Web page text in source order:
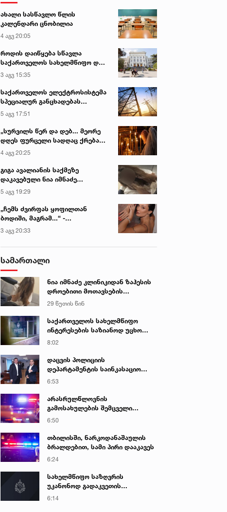
ახალი სასწავლო წლის
კალენდარი ცნობილია
4 აგვ 20:05
როდის დაიწყება სწავლა
საქართველოს სახელმწიფო და
კერძო უნივერსიტეტებში
3 აგვ 15:35
საქართველოს ელექტროსისტემა
სპეციალურ განცხადებას
ავრცელებს
5 აგვ 17:51
„სურვილს წერ და დებ... მეორე
დღეს ფურცელი სადღაც ქრება
და სურვილი სრულდება...“ -
სასწაულმოქმედი ტაძარი შიდა
ქართლში
4 აგვ 20:25
გიგა ავალიანის საქმეზე
დაკავებული ნია იმნაძე
კლინიკაში გადაჰყავთ
5 აგვ 19:29
„ჩემს ძვირფას ყოფილთან
ბოდიში, მაგრამ...“ -
ალექსანდრა პაიჭაძის
გულწრფელი აღიარება
3 აგვ 20:33
სამართალი
ნია იმნაძე კლინიკიდან ზაჰესის
დროებითი მოთავსების
იზოლატორში გადაიყვანეს
29 წუთის წინ
საქართველოს სახელმწიფო
ინტერესების საზიანოდ უცხო
ქვეყნიდან მართულ და
დისკრედიტაციულ კამპანიასთან
დაკავშირებით საბოტაჟის
8:02
დაცვის პოლიციის
დეპარტამენტის საინკასაციო
მომსახურების ხარისხის
უსაფრთხოების გაძლიერების
მიზნით, მონიტორინგის ახალი
6:53
არასრულწლოვნის
გამოსახულების შემცველი
პორნოგრაფიული ნაწარმოების
გავრცელებისთვის
არასრულწლოვანი დააკავეს
6:50
თბილისში, ნარკოდანაშაულის
ბრალდებით, სამი პირი დააკავეს
6:24
სახელმწიფო საზღვრის
უკანონოდ გადაკვეთის
მცდელობისა და ყალბი
6:14